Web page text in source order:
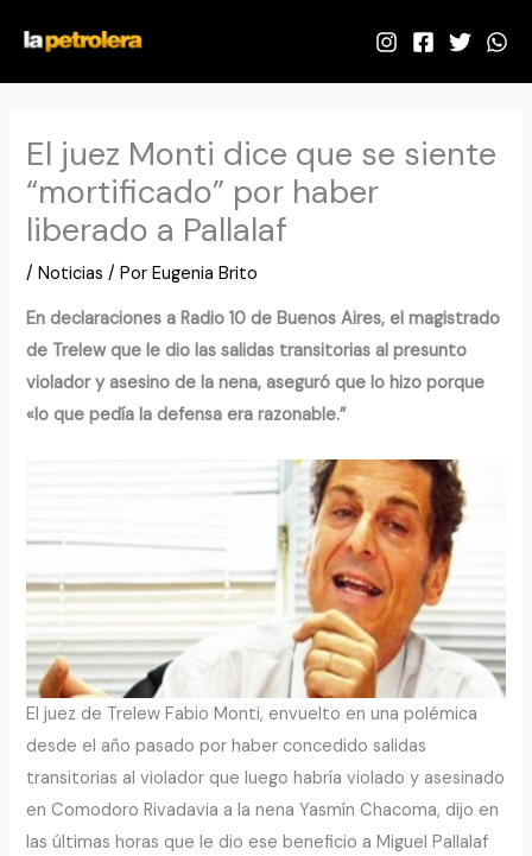
contenido
El juez Monti dice que se siente
“mortificado” por haber
liberado a Pallalaf
/Noticias / PorEugenia Brito
En declaraciones a Radio 10 de Buenos Aires, el magistrado
de Trelew que le dio las salidas transitorias al presunto
violador y asesino de la nena, aseguró que lo hizo porque
«lo que pedía la defensa era razonable.”
El juez de Trelew Fabio Monti, envuelto en una polémica
desde el año pasado por haber concedido salidas
transitorias al violador que luego habría violado y asesinado
en Comodoro Rivadavia a la nena Yasmín Chacoma, dijo en
las últimas horas que le dio ese beneficio a Miguel Pallalaf